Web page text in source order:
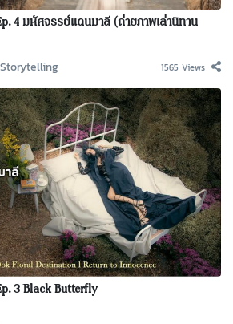
4 มหัศจรรย์แดนมาลี (ถ่ายภาพเล่านิทาน
Storytelling 1565 Views
3 Black Butterfly